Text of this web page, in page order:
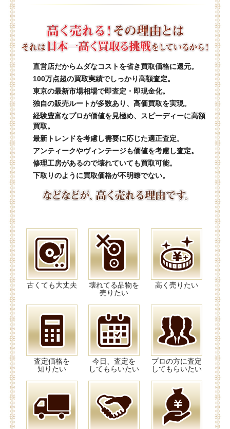
直営店だからムダなコストを省き買取価格に還元。
100万点超の買取実績でしっかり高額査定。
東京の最新市場相場で即査定・即現金化。
独自の販売ルートが多数あり、高価買取を実現。
経験豊富なプロが価値を見極め、スピーディーに高額
買取。
最新トレンドを考慮し需要に応じた適正査定。
アンティークやヴィンテージも価値を考慮し査定。
修理工房があるので壊れていても買取可能。
下取りのように買取価格が不明瞭でない。
古くても大丈夫
壊れてる品物を
売りたい
高く売りたい
査定価格を
知りたい
今日、査定を
してもらいたい
プロの方に査定
してもらいたい